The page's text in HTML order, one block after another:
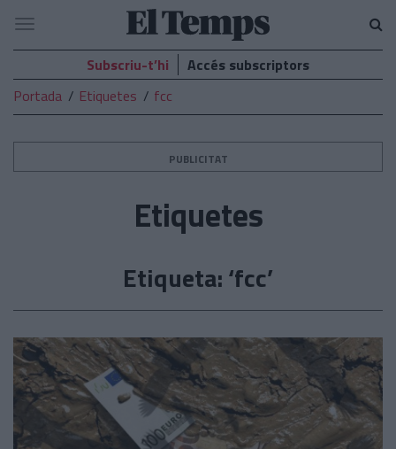
El
Temps
Navegació
Subscriu-t’hi
Accés subscriptors
Portada
Etiquetes fcc
PUBLICITAT
Etiquetes
Etiqueta: ‘fcc’